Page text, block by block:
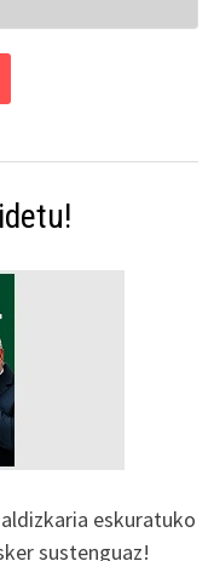
eskuratuko
sustenguaz!